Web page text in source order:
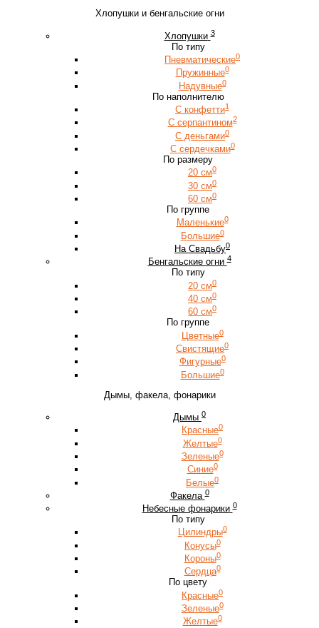
Хлопушки и бенгальские огни
Хлопушки 3
По типу
Пневматические0
Пружинные0
Надувные0
По наполнителю
С конфетти1
С серпантином2
С деньгами0
С сердечками0
По размеру
20 см0
30 см0
60 см0
По группе
Маленькие0
Большие0
На Свадьбу0
Бенгальские огни 4
По типу
20 см0
40 см0
60 см0
По группе
Цветные0
Свистящие0
Фигурные0
Большие0
Дымы, факела, фонарики
Дымы 0
Красные0
Желтые0
Зеленые0
Синие0
Белые0
Факела 0
Небесные фонарики 0
По типу
Цилиндры0
Конусы0
Короны0
Сердца0
По цвету
Красные0
Зеленые0
Желтые0